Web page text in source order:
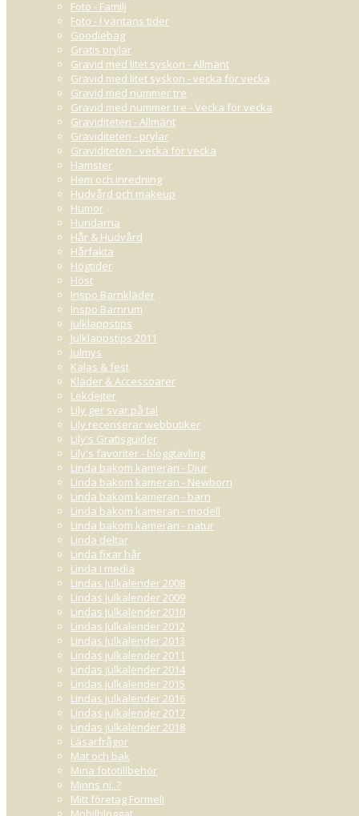
Foto - Familj
Foto - I väntans tider
Goodiebag
Gratis prylar
Gravid med litet syskon - Allmänt
Gravid med litet syskon - vecka för vecka
Gravid med nummer tre
Gravid med nummer tre - Vecka för vecka
Graviditeten - Allmänt
Graviditeten - prylar
Graviditeten - vecka för vecka
Hamster
Hem och inredning
Hudvård och makeup
Humor
Hundarna
Hår & Hudvård
Hårfakta
Högtider
Höst
Inspo Barnkläder
Inspo Barnrum
Julklappstips
Julklappstips 2011
Julmys
Kalas & fest
Kläder & Accessoarer
Lekdejter
Lily ger svar på tal
Lily recenserar webbutiker
Lily's Gratisguider
Lily's favoriter - bloggtävling
Linda bakom kameran - Djur
Linda bakom kameran - Newborn
Linda bakom kameran - barn
Linda bakom kameran - modell
Linda bakom kameran - natur
Linda deltar
Linda fixar hår
Linda i media
Lindas Julkalender 2008
Lindas Julkalender 2009
Lindas Julkalender 2010
Lindas Julkalender 2012
Lindas Julkalender 2013
Lindas julkalender 2011
Lindas julkalender 2014
Lindas julkalender 2015
Lindas julkalender 2016
Lindas julkalender 2017
Lindas julkalender 2018
Läsarfrågor
Mat och bak
Mina fototillbehör
Minns ni..?
Mitt företag Formeli